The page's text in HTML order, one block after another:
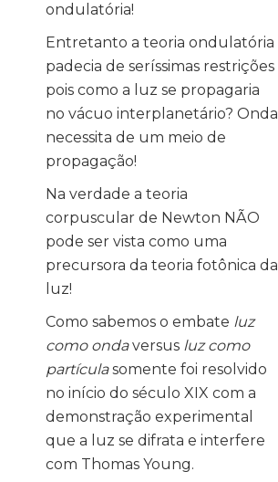
ondulatória!
Entretanto a teoria ondulatória
padecia de seríssimas restrições
pois como a luz se propagaria
no vácuo interplanetário? Onda
necessita de um meio de
propagação!
Na verdade a teoria
corpuscular de Newton NÃO
pode ser vista como uma
precursora da teoria fotônica da
luz!
Como sabemos o embate luz
como ondaversus luz como
partículasomente foi resolvido
no início do século XIX com a
demonstração experimental
que a luz se difrata e interfere
com Thomas Young.